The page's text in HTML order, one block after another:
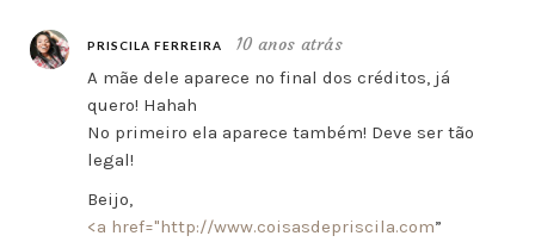
PRISCILA FERREIRA
10 anos atrás
A mãe dele aparece no final dos créditos, já
quero! Hahah
No primeiro ela aparece também! Deve ser tão
legal!
Beijo,
<a href="http://www.coisasdepriscila.com”